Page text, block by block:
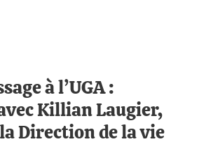
à l’UGA :
Killian Laugier,
Direction de la vie